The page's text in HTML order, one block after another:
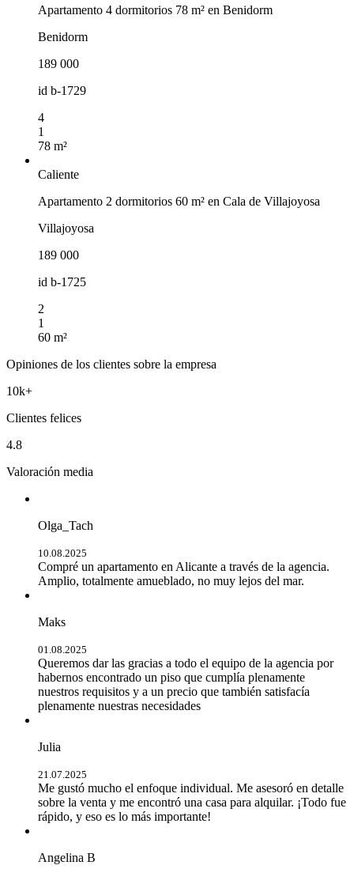
Apartamento 4 dormitorios 78 m² en Benidorm
Benidorm
189 000
id b-1729
4
1
78 m²
Caliente
Apartamento 2 dormitorios 60 m² en Cala de Villajoyosa
Villajoyosa
189 000
id b-1725
2
1
60 m²
Opiniones de los clientes sobre la empresa
10k+
Clientes felices
4.8
Valoración media
Olga_Tach
10.08.2025
Compré un apartamento en Alicante a través de la agencia.
Amplio, totalmente amueblado, no muy lejos del mar.
Maks
01.08.2025
Queremos dar las gracias a todo el equipo de la agencia por
habernos encontrado un piso que cumplía plenamente
nuestros requisitos y a un precio que también satisfacía
plenamente nuestras necesidades
Julia
21.07.2025
Me gustó mucho el enfoque individual. Me asesoró en detalle
sobre la venta y me encontró una casa para alquilar. ¡Todo fue
rápido, y eso es lo más importante!
Angelina B